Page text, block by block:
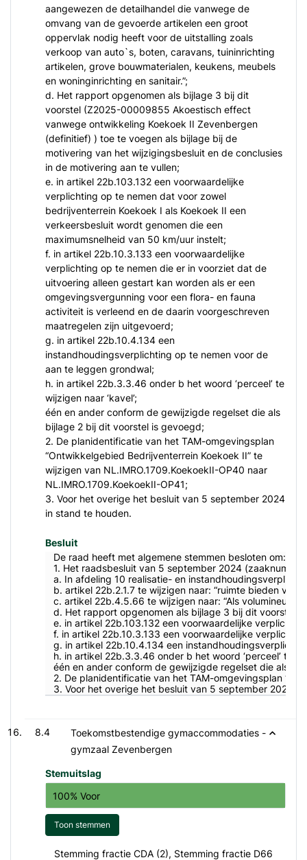
aangewezen de detailhandel die vanwege de
omvang van de gevoerde artikelen een groot
oppervlak nodig heeft voor de uitstalling zoals
verkoop van auto`s, boten, caravans, tuininrichting
artikelen, grove bouwmaterialen, keukens, meubels
en woninginrichting en sanitair.”;
d. Het rapport opgenomen als bijlage 3 bij dit
voorstel (Z2025-00009855 Akoestisch effect
vanwege ontwikkeling Koekoek II Zevenbergen
(definitief) ) toe te voegen als bijlage bij de
motivering van het wijzigingsbesluit en de conclusies
in de motivering aan te vullen;
e. in artikel 22b.103.132 een voorwaardelijke
verplichting op te nemen dat voor zowel
bedrijventerrein Koekoek I als Koekoek II een
verkeersbesluit wordt genomen die een
maximumsnelheid van 50 km/uur instelt;
f. in artikel 22b.10.3.133 een voorwaardelijke
verplichting op te nemen die er in voorziet dat de
uitvoering alleen gestart kan worden als er een
omgevingsvergunning voor een flora- en fauna
activiteit is verleend en de daarin voorgeschreven
maatregelen zijn uitgevoerd;
g. in artikel 22b.10.4.134 een
instandhoudingsverplichting op te nemen voor de
aan te leggen grondwal;
h. in artikel 22b.3.3.46 onder b het woord ‘perceel’ te
wijzigen naar ‘kavel’;
één en ander conform de gewijzigde regelset die als
bijlage 2 bij dit voorstel is gevoegd;
2. De planidentificatie van het TAM-omgevingsplan
“Ontwikkelgebied Bedrijventerrein Koekoek II” te
wijzigen van NL.IMRO.1709.KoekoekII-OP40 naar
NL.IMRO.1709.KoekoekII-OP41;
3. Voor het overige het besluit van 5 september 2024
in stand te houden.
Besluit
De raad heeft met algemene stemmen besloten om:
1. Het raadsbesluit van 5 september 2024
a. In afdeling 10 realisatie- en
b. artikel 22b.2.1.7 te wijzigen naar: “ruimte bieden
c. artikel 22b.4.5.66 te wijzigen naar: “Als
d. Het rapport opgenomen als bijlage 3 bij dit voorstel
e. in artikel 22b.103.132 een voorwaardelijke
f. in artikel 22b.10.3.133 een voorwaardelijke
g. in artikel 22b.10.4.134 een
h. in artikel 22b.3.3.46 onder b het woord ‘perceel’ te
één en ander conform de gewijzigde regelset die als
2. De planidentificatie van het TAM-omgevingsplan
3. Voor het overige het besluit van 5 september 2024
8.4
Toekomstbestendige gymaccommodaties -
gymzaal Zevenbergen
Stemuitslag
100% Voor
Toon stemmen
Stemming fractie CDA (2), Stemming fractie D66